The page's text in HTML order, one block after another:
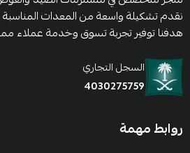
نقدم تشكيلة واسعة من المعدات المناسبة
هدفنا توفير تجربة تسوق وخدمة عملاء
السجل التجاري
4030275759
روابط مهمة